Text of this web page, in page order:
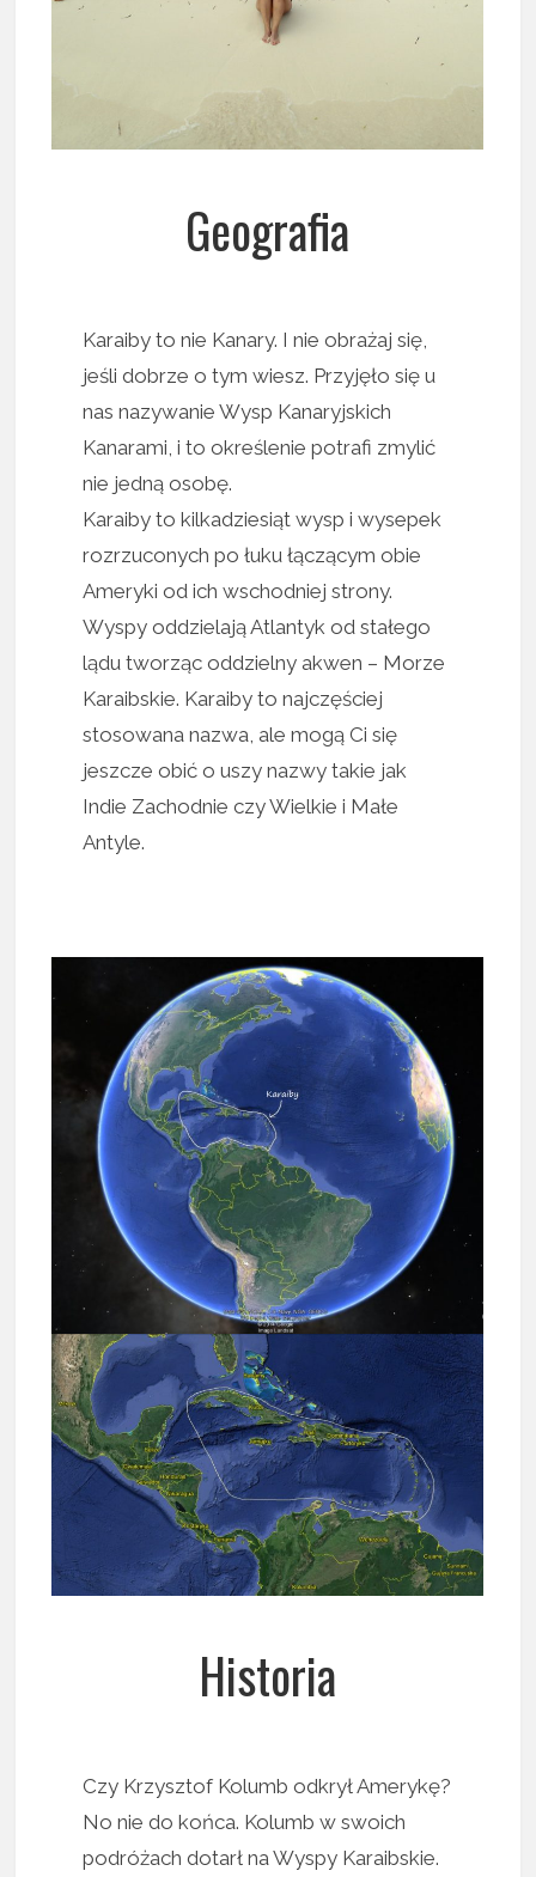
Geografia
Karaiby to nie Kanary. I nie obrażaj się,
jeśli dobrze o tym wiesz. Przyjęło się u
nas nazywanie Wysp Kanaryjskich
Kanarami, i to określenie potrafi zmylić
nie jedną osobę.
Karaiby to kilkadziesiąt wysp i wysepek
rozrzuconych po łuku łączącym obie
Ameryki od ich wschodniej strony.
Wyspy oddzielają Atlantyk od stałego
lądu tworząc oddzielny akwen – Morze
Karaibskie. Karaiby to najczęściej
stosowana nazwa, ale mogą Ci się
jeszcze obić o uszy nazwy takie jak
Indie Zachodnie czy Wielkie i Małe
Antyle.
Historia
Czy Krzysztof Kolumb odkrył Amerykę?
No nie do końca. Kolumb w swoich
podróżach dotarł na Wyspy Karaibskie.